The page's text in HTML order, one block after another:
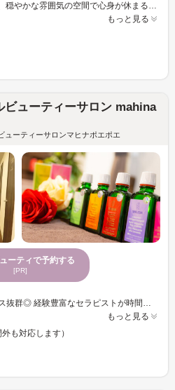
女性脱毛サロンストラッシュは、穏やかな雰囲気の空間で心身が休まる時間を提供します。脱毛と同時に毛穴ケアができる独自のエレクトロポレーション脱毛で、美容成分を角質層まで届け、ツルツルの肌に整えます。スタッフが、ムダ毛や毛穴の悩みに合わせて最適なプランをご提案。メイクが映える肌を目指す方にぴったりのサービスです。個室でプライバシーも守られ、クレジットカードも利用可能。初めての方にも体験メニューをご用意し、学割やブライダル、フェイシャル脱毛にも対応しています。新しい自分に出会えるチャンスをお見逃しなく、ぜひ一度足を運んでみてください。
もっと見る
ビューティーサロン mahina
ューティーサロンマヒナポエポエ
ーティで予約する
[PR]
【旦過駅から徒歩4分♪】アクセス抜群◎ 経験豊富なセラピストが時間をかけてじっくりとカウンセリングを行い、マンツーマンで丁寧に施術いたします。夜21時まで営業していますので、お仕事帰りでもお気軽にお立ち寄りください。お子様連れの方も歓迎しています。 【mahina poepoe（マヒナポエポエ）】でキレイな身体とお肌を一緒に目指しましょう♪♪♪メニューも脱毛やリンパマッサージ、フェイシャルなど多彩な種類をご用意！メニューや施術に関するご質問、ご相談は何なりとお申し付けください。 皆様のご来店をスタッフ一同、心よりお待ちしています。
もっと見る
も対応します）